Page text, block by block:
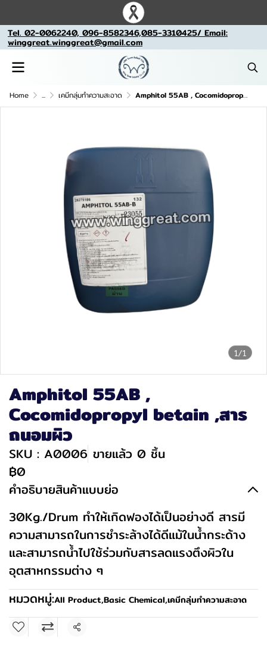
Tel. 02-0062240, 096-8582346,085-3310425/ Email:
winggreat.winggreat@gmail.com
Home ... เคมีกลุ่มทำความสะอาด Amphitol 55AB , Cocomidopropyl betain ,สารถนอมผิว
1/1
Amphitol 55AB ,
Cocomidopropyl betain ,สาร
ถนอมผิว
SKU : A0006 ขายแล้ว 0 ชิ้น
฿0
คำอธิบายสินค้าแบบย่อ
30Kg./Drum ทำให้เกิดฟองได้เป็นอย่างดี สารมี
ความสามารถในการชำระล้างได้ดีแม้ในน้ำกระด้าง
และสามารถน้ำไปใช้ร่วมกับสารลดแรงตึงผิวใน
อุตสาหกรรมต่าง ๆ
หมวดหมู่:All Product,Basic Chemical,เคมีกลุ่มทำความสะอาด
แชร์